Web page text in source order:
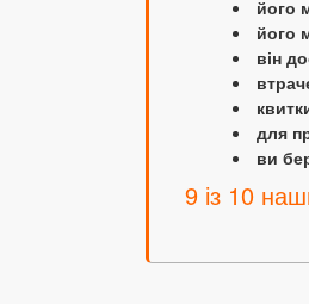
його
його
він
для
ви
9 із 10